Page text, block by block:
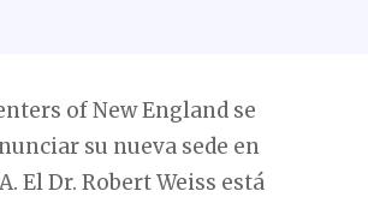
of New England se
su nueva sede en
El Dr. Robert Weiss está